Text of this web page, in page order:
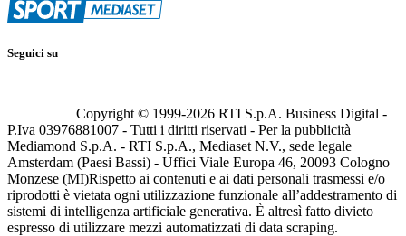
Seguici su
Copyright © 1999-2026 RTI S.p.A. Business Digital -
P.Iva 03976881007 - Tutti i diritti riservati - Per la pubblicità
Mediamond S.p.A. - RTI S.p.A., Mediaset N.V., sede legale
Amsterdam (Paesi Bassi) - Uffici Viale Europa 46, 20093 Cologno
Monzese (MI)Rispetto ai contenuti e ai dati personali trasmessi e/o
riprodotti è vietata ogni utilizzazione funzionale all’addestramento di
sistemi di intelligenza artificiale generativa. È altresì fatto divieto
espresso di utilizzare mezzi automatizzati di data scraping.